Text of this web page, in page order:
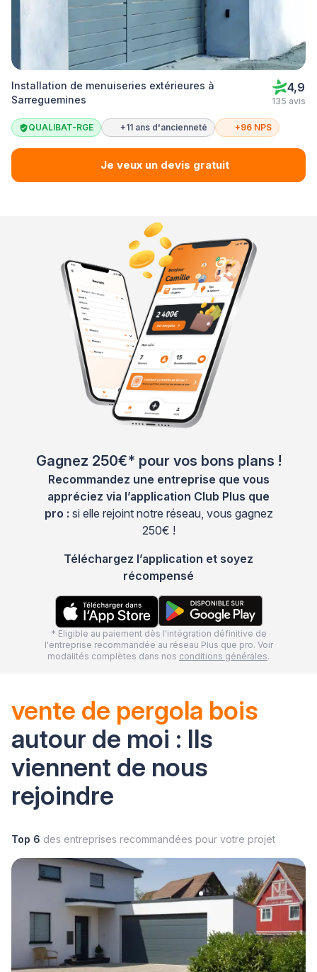
Installation de menuiseries extérieures à
Sarreguemines
4,9
135 avis
QUALIBAT-RGE +11 ans d'ancienneté +96 NPS
Je veux un devis gratuit
Gagnez 250€* pour vos bons plans !
Recommandez une entreprise que vous
appréciez via l’application Club Plus que
pro : si elle rejoint notre réseau, vous gagnez
250€ !
Téléchargez l’application et soyez
récompensé
* Eligible au paiement dès l'intégration définitive de
l'entreprise recommandée au réseau Plus que pro. Voir
modalités complètes dans nos conditions générales.
vente de pergola bois
autour de moi : Ils
viennent de nous
rejoindre
Top 6 des entreprises recommandées pour votre projet